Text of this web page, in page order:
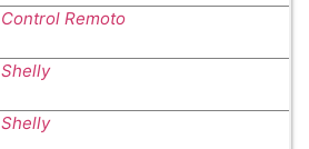
Control Remoto
Shelly
Shelly